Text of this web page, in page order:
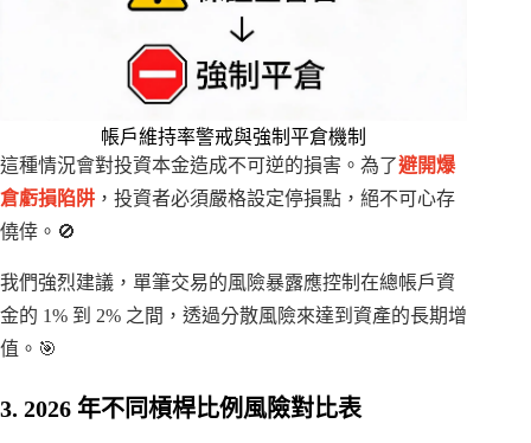
帳戶維持率警戒與強制平倉機制
這種情況會對投資本金造成不可逆的損害。為了避開爆
倉虧損陷阱 ，投資者必須嚴格設定停損點，絕不可心存
僥倖。🚫
我們強烈建議，單筆交易的風險暴露應控制在總帳戶資
金的 1% 到 2% 之間，透過分散風險來達到資產的長期增
值。🎯
3. 2026 年不同槓桿比例風險對比表